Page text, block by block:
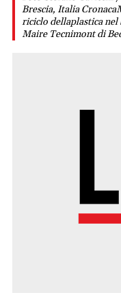
Brescia, Italia
riciclo dellaplastica
Maire Tecnimont di